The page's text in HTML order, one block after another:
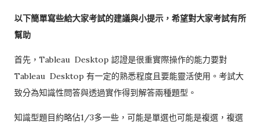
以下簡單寫些給大家考試的建議與小提示，希望對大家考試有所
幫助
首先，Tableau Desktop 認證是很重實際操作的能力要對
Tableau Desktop 有一定的熟悉程度且要能靈活使用。考試大
致分為知識性問答與透過實作得到解答兩種題型。
知識型題目約略佔1/3多一些，可能是單選也可能是複選，複選